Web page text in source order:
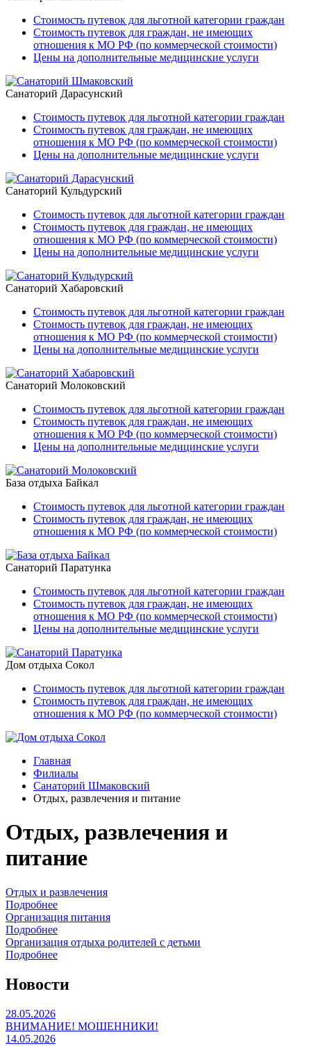
Стоимость путевок для льготной категории граждан
Стоимость путевок для граждан, не имеющих
отношения к МО РФ (по коммерческой стоимости)
Цены на дополнительные медицинские услуги
Санаторий Дарасунский
Стоимость путевок для льготной категории граждан
Стоимость путевок для граждан, не имеющих
отношения к МО РФ (по коммерческой стоимости)
Цены на дополнительные медицинские услуги
Санаторий Кульдурский
Стоимость путевок для льготной категории граждан
Стоимость путевок для граждан, не имеющих
отношения к МО РФ (по коммерческой стоимости)
Цены на дополнительные медицинские услуги
Санаторий Хабаровский
Стоимость путевок для льготной категории граждан
Стоимость путевок для граждан, не имеющих
отношения к МО РФ (по коммерческой стоимости)
Цены на дополнительные медицинские услуги
Санаторий Молоковский
Стоимость путевок для льготной категории граждан
Стоимость путевок для граждан, не имеющих
отношения к МО РФ (по коммерческой стоимости)
Цены на дополнительные медицинские услуги
База отдыха Байкал
Стоимость путевок для льготной категории граждан
Стоимость путевок для граждан, не имеющих
отношения к МО РФ (по коммерческой стоимости)
Санаторий Паратунка
Стоимость путевок для льготной категории граждан
Стоимость путевок для граждан, не имеющих
отношения к МО РФ (по коммерческой стоимости)
Цены на дополнительные медицинские услуги
Дом отдыха Сокол
Стоимость путевок для льготной категории граждан
Стоимость путевок для граждан, не имеющих
отношения к МО РФ (по коммерческой стоимости)
Главная
Филиалы
Санаторий Шмаковский
Отдых, развлечения и питание
Отдых, развлечения и
питание
Отдых и развлечения
Подробнее
Организация питания
Подробнее
Организация отдыха родителей с детьми
Подробнее
Новости
28.05.2026
ВНИМАНИЕ! МОШЕННИКИ!
14.05.2026